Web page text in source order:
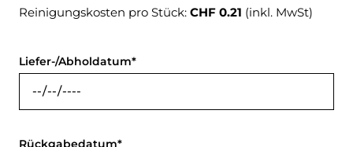
Reinigungskosten pro Stück: CHF 0.21 (inkl. MwSt)
Liefer-/Abholdatum
Rückgabedatum